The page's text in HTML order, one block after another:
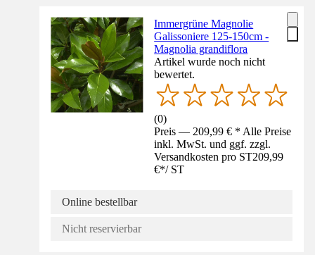
Immergrüne Magnolie
Galissoniere 125-150cm -
Magnolia grandiflora
Artikel wurde noch nicht
bewertet.
(0)
Preis — 209,99 € * Alle Preise
inkl. MwSt. und ggf. zzgl.
Versandkosten pro ST209,99
€*/ ST
Online bestellbar
Nicht reservierbar